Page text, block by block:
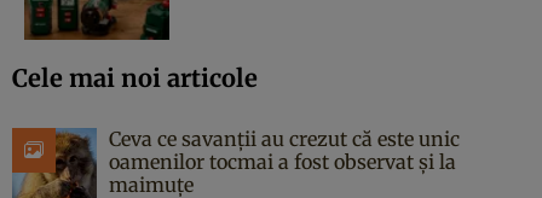
Cele mai noi articole
Ceva ce savanții au crezut că este unic
oamenilor tocmai a fost observat și la
maimuțe